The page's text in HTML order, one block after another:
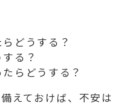
どうする？
る？
らどうする？
えておけば、不安は